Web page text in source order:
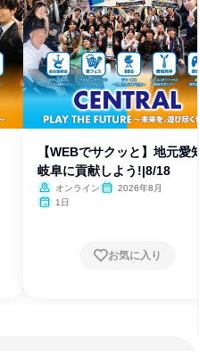
【WEBでサクッと】地元愛
岐阜に貢献しよう!|8/18
オンライン
2026年8月
1日
お気に入り